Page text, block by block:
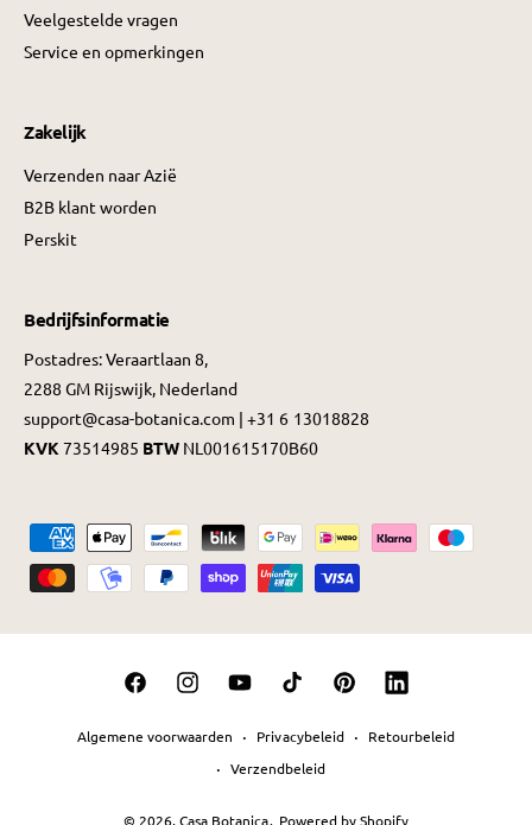
Veelgestelde vragen
Service en opmerkingen
Zakelijk
Verzenden naar Azië
B2B klant worden
Perskit
Bedrijfsinformatie
Postadres: Veraartlaan 8,
2288 GM Rijswijk, Nederland
support@casa-botanica.com | +31 6 13018828
KVK73514985 BTW NL001615170B60
e
a
© 2026,Casa Botanica. Powered by Shopify
Algemene voorwaarden Privacybeleid
Retourbeleid
Verzendbeleid
F
I
Y
u
T
k
P
i
L
i